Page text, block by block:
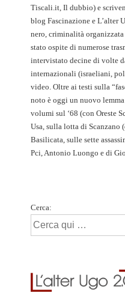
Tiscali.it, Il dubbio) e
blog Fascinazione e L’alter
nero, criminalità
stato ospite di numerose
intervistato decine di volte
internazionali (israeliani,
video. Oltre ai testi sulla
noto è oggi un nuovo
volumi sul ‘68 (con Oreste
Usa, sulla lotta di Scanzano
Basilicata, sulle sette
Pci, Antonio Luongo e di
Cerca: